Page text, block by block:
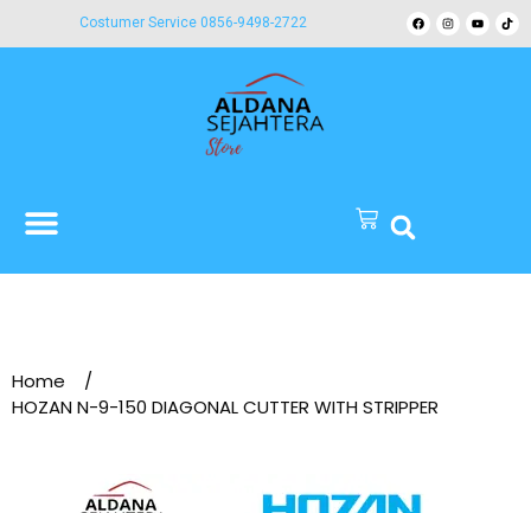
Costumer Service 0856-9498-2722
Home
/
HOZAN N-9-150 DIAGONAL CUTTER WITH STRIPPER